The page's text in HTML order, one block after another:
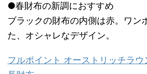
●春財布の新調におすすめ
ブラックの財布の内側は赤。ワン
た、オシャレなデザイン。
フルポイント オーストリッチラ